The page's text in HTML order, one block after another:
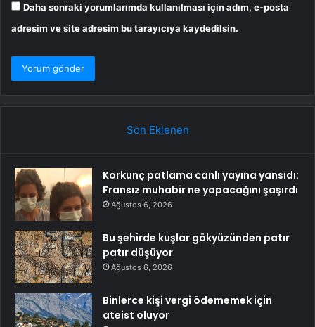
Daha sonraki yorumlarımda kullanılması için adım, e-posta
adresim ve site adresim bu tarayıcıya kaydedilsin.
Son Eklenen
Korkunç patlama canlı yayına yansıdı:
Fransız muhabir ne yapacağını şaşırdı
Ağustos 6, 2026
Bu şehirde kuşlar gökyüzünden patır
patır düşüyor
Ağustos 6, 2026
Binlerce kişi vergi ödememek için
ateist oluyor